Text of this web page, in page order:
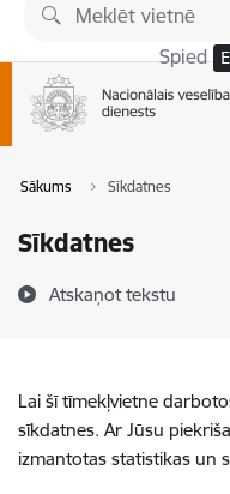
Pāriet uz lapas saturu
Spied
Sākums Sīkdatnes
Sīkdatnes
Atskaņot tekstu
Lai šī tīmekļvietne
sīkdatnes. Ar Jūsu
izmantotas statistikas un